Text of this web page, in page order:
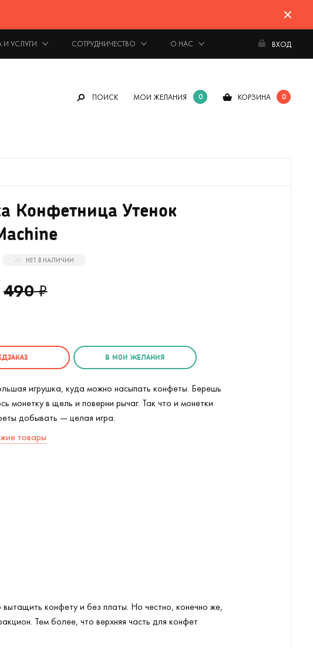
И УСЛУГИ СОТРУДНИЧЕСТВО О НАС ВХОД
ПОИСК МОИ ЖЕЛАНИЯ 0 КОРЗИНА 0
Конфетница Утенок
НЕТ В НАЛИЧИИ
490₽
В МОИ ЖЕЛАНИЯ
игрушка, куда можно насыпать конфеты. Берешь
монетку в щель и поверни рычаг. Так что и монетки
добывать — целая игра.
товары
конфету и без платы. Но честно, конечно же,
Тем более, что верхняя часть для конфет